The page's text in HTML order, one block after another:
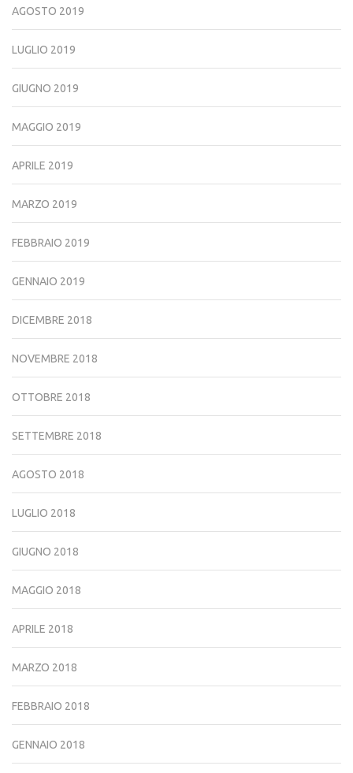
AGOSTO 2019
LUGLIO 2019
GIUGNO 2019
MAGGIO 2019
APRILE 2019
MARZO 2019
FEBBRAIO 2019
GENNAIO 2019
DICEMBRE 2018
NOVEMBRE 2018
OTTOBRE 2018
SETTEMBRE 2018
AGOSTO 2018
LUGLIO 2018
GIUGNO 2018
MAGGIO 2018
APRILE 2018
MARZO 2018
FEBBRAIO 2018
GENNAIO 2018